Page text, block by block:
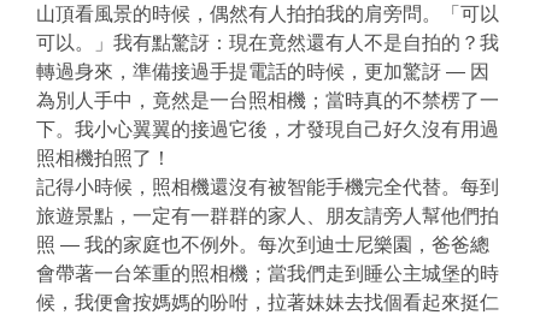
山頂看風景的時候，偶然有人拍拍我的肩旁問。「可以
可以。」我有點驚訝：現在竟然還有人不是自拍的？我
轉過身來，準備接過手提電話的時候，更加驚訝 — 因
為別人手中，竟然是一台照相機；當時真的不禁楞了一
下。我小心翼翼的接過它後，才發現自己好久沒有用過
照相機拍照了！
記得小時候，照相機還沒有被智能手機完全代替。每到
旅遊景點，一定有一群群的家人、朋友請旁人幫他們拍
照 — 我的家庭也不例外。每次到迪士尼樂園，爸爸總
會帶著一台笨重的照相機；當我們走到睡公主城堡的時
候，我便會按媽媽的吩咐，拉著妹妹去找個看起來挺仁